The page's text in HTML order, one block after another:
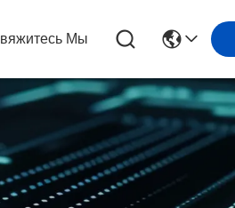
Мы